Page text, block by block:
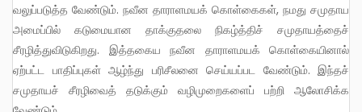
வலுப்படுத்த வேண்டும். நவீன தாராளமயக் கொள்கைகள், நமது சமுதாய
அமைப்பில் கடுமையான தாக்குதலை நிகழ்த்திச் சமுதாயத்தைச்
சீரழித்துவிடுகிறது. இத்தகைய நவீன தாராளமயக் கொள்கையினால்
ஏற்பட்ட பாதிப்புகள் ஆழ்ந்து பரிசீலனை செய்யப்பட வேண்டும். இந்தச்
சமுதாயச் சீரழிவைத் தடுக்கும் வழிமுறைகளைப் பற்றி ஆலோசிக்க